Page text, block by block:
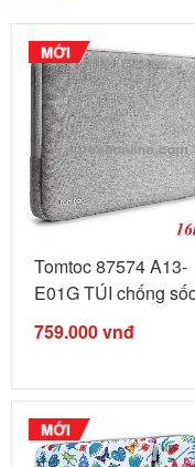
Tomtoc 87574 A13-
E01G TÚI chống
TOMTOC ...
759.000vnđ